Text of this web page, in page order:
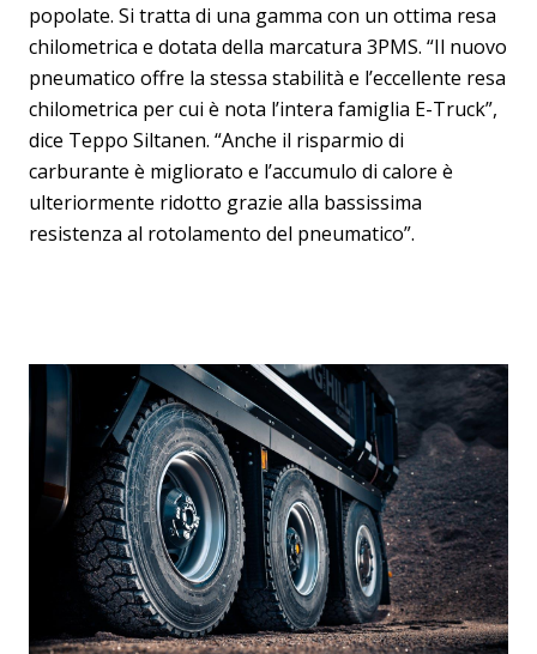
popolate. Si tratta di una gamma con un ottima resa
chilometrica e dotata della marcatura 3PMS. “Il nuovo
pneumatico offre la stessa stabilità e l’eccellente resa
chilometrica per cui è nota l’intera famiglia E-Truck”,
dice Teppo Siltanen. “Anche il risparmio di
carburante è migliorato e l’accumulo di calore è
ulteriormente ridotto grazie alla bassissima
resistenza al rotolamento del pneumatico”.